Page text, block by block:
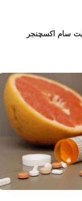
سام اکسچنجر